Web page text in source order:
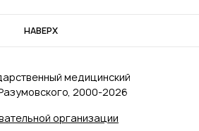
НАВЕРХ
организации
медицинский
2000‑2026